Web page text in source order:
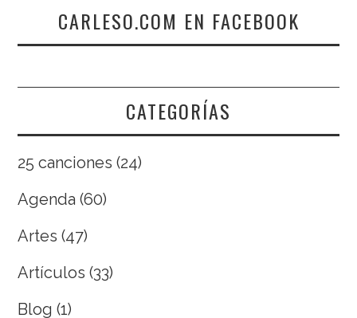
CARLESO.COM EN FACEBOOK
CATEGORÍAS
25 canciones (24)
Agenda (60)
Artes (47)
Artículos (33)
Blog (1)